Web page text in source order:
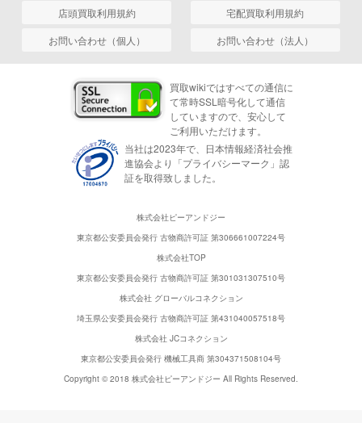
店頭買取利用規約
宅配買取利用規約
お問い合わせ（個人）
お問い合わせ（法人）
買取wikiではすべての通信に
て常時SSL暗号化して通信
していますので、安心して
ご利用いただけます。
当社は2023年で、日本情報経済社会推
進協会より「プライバシーマーク」認
証を取得致しました。
株式会社ピーアンドジー
東京都公安委員会発行 古物商許可証 第306661007224号
株式会社TOP
東京都公安委員会発行 古物商許可証 第301031307510号
株式会社 グローバルコネクション
埼玉県公安委員会発行 古物商許可証 第431040057518号
株式会社 JCコネクション
東京都公安委員会発行 機械工具商 第304371508104号
Copyright © 2018 株式会社ピーアンドジー All Rights Reserved.